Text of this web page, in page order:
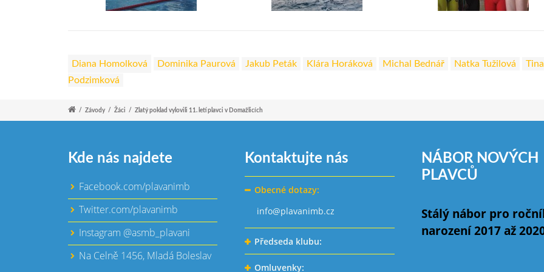
Diana Homolková Dominika Paurová Jakub Peták Klára Horáková Michal Bednář Natka Tužilová
Tina
Podzimková
/ Závody / Žáci / Zlatý poklad vylovili 11. letí plavci v Domažlicích
Kde nás najdete
Facebook.com/plavanimb
Twitter.com/plavanimb
Instagram @asmb_plavani
Na Celně 1456, Mladá Boleslav
Kontaktujte nás
Obecné dotazy:
info@plavanimb.cz
Předseda klubu:
Omluvenky:
NÁBOR NOVÝCH
PLAVCŮ
Stálý nábor pro
narození 2017 až